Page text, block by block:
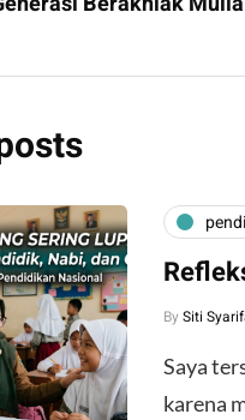
By Siti
​Saya
karena